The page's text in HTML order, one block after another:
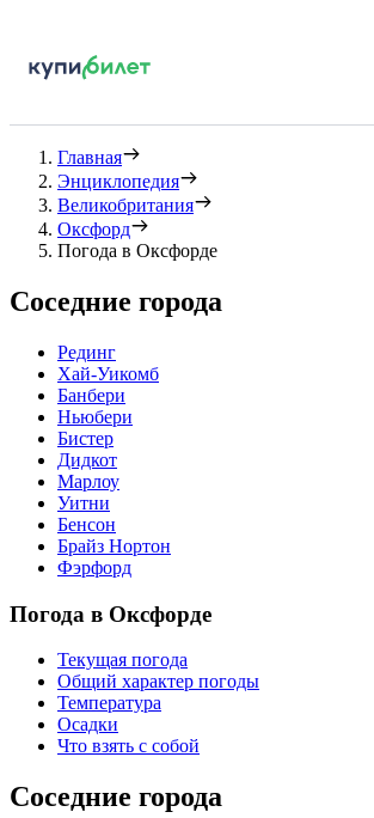
Главная
Энциклопедия
Великобритания
Оксфорд
Погода в Оксфорде
Соседние города
Рединг
Хай-Уикомб
Банбери
Ньюбери
Бистер
Дидкот
Марлоу
Уитни
Бенсон
Брайз Нортон
Фэрфорд
Погода в Оксфорде
Текущая погода
Общий характер погоды
Температура
Осадки
Что взять с собой
Соседние города